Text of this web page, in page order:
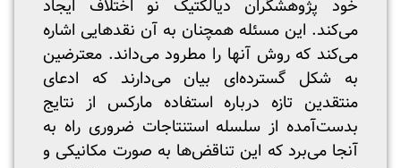
خود پژوهشگران دیالکتیک نو اختلاف ایجاد
می‌کند. این مسئله همچنان به آن نقدهایی اشاره
می‌کند که روش آنها را مطرود می‌داند. معترضین
به شکل گسترده‌ای بیان می‌دارند که ادعای
منتقدین تازه درباره استفاده مارکس از نتایج
بدست‌آمده از سلسله استنتاجات ضروری راه به
آنجا می‌برد که این تناقض‌ها به صورت مکانیکی و